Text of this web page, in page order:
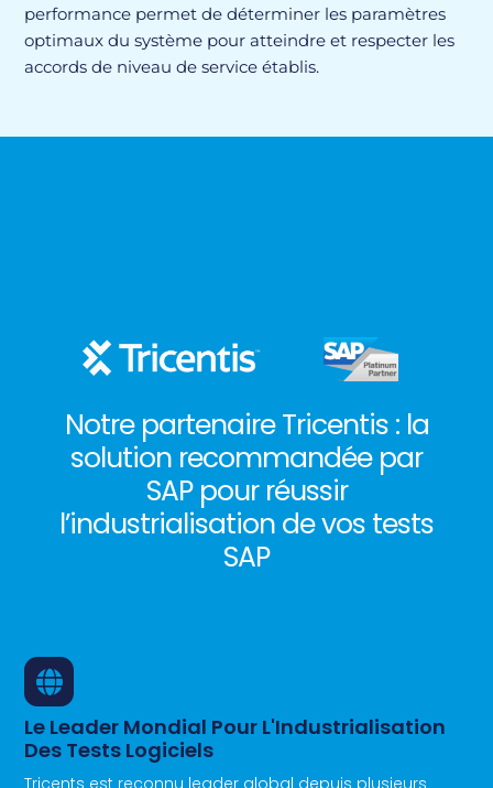
performance permet de déterminer les paramètres
optimaux du système pour atteindre et respecter les
accords de niveau de service établis.
Notre partenaire Tricentis : la
solution recommandée par
SAP pour réussir
l’industrialisation de vos tests
SAP
Le Leader Mondial Pour L'Industrialisation
Des Tests Logiciels